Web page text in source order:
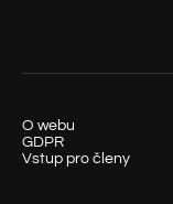
O webu
GDPR
Vstup pro členy